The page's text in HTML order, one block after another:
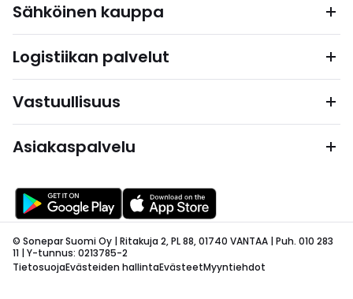
Sähköinen kauppa
Logistiikan palvelut
Vastuullisuus
Asiakaspalvelu
© Sonepar Suomi Oy | Ritakuja 2, PL 88, 01740 VANTAA | Puh. 010 283
11 | Y-tunnus: 0213785-2
TietosuojaEvästeiden hallintaEvästeetMyyntiehdot